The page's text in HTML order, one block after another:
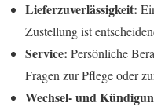
Lieferzuverlässigkeit:
Zustellung ist
Service: Persönliche
Fragen zur Pflege oder
Wechsel- und